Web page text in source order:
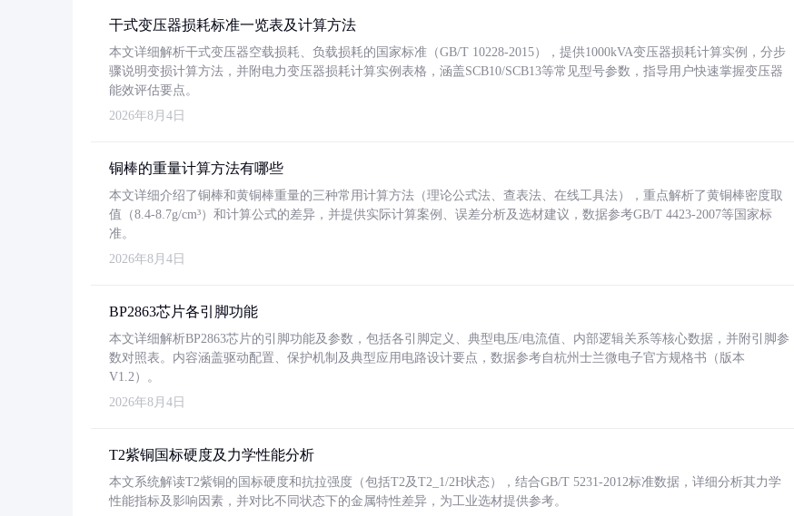
干式变压器损耗标准一览表及计算方法
本文详细解析干式变压器空载损耗、负载损耗的国家标准（GB/T 10228-2015），提供1000kVA变压器损耗计算实例，分步
骤说明变损计算方法，并附电力变压器损耗计算实例表格，涵盖SCB10/SCB13等常见型号参数，指导用户快速掌握变压器
能效评估要点。
2026年8月4日
铜棒的重量计算方法有哪些
本文详细介绍了铜棒和黄铜棒重量的三种常用计算方法（理论公式法、查表法、在线工具法），重点解析了黄铜棒密度取
值（8.4-8.7g/cm³）和计算公式的差异，并提供实际计算案例、误差分析及选材建议，数据参考GB/T 4423-2007等国家标
准。
2026年8月4日
BP2863芯片各引脚功能
本文详细解析BP2863芯片的引脚功能及参数，包括各引脚定义、典型电压/电流值、内部逻辑关系等核心数据，并附引脚参
数对照表。内容涵盖驱动配置、保护机制及典型应用电路设计要点，数据参考自杭州士兰微电子官方规格书（版本
V1.2）。
2026年8月4日
T2紫铜国标硬度及力学性能分析
本文系统解读T2紫铜的国标硬度和抗拉强度（包括T2及T2_1/2H状态），结合GB/T 5231-2012标准数据，详细分析其力学
性能指标及影响因素，并对比不同状态下的金属特性差异，为工业选材提供参考。